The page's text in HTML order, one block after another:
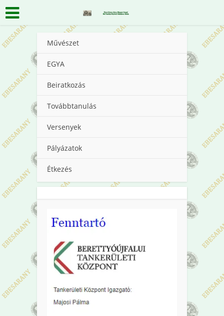
Művészet
EGYA
Beiratkozás
Továbbtanulás
Versenyek
Pályázatok
Étkezés